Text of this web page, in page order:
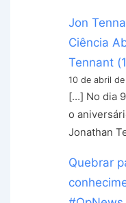
Jon
Ciência
Tennant
10 de abril
[…] No dia
o
Jonathan
Quebrar